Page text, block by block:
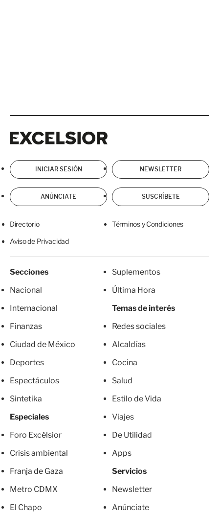
INICIAR SESIÓN NEWSLETTER
ANÚNCIATE SUSCRÍBETE
Directorio Términos y Condiciones
Aviso de Privacidad
Secciones
Nacional
Internacional
Finanzas
Ciudad de México
Deportes
Espectáculos
Sintetika
Especiales
Foro Excélsior
Crisis ambiental
Franja de Gaza
Metro CDMX
El Chapo
Suplementos
Última Hora
Temas de interés
Redes sociales
Alcaldías
Cocina
Salud
Estilo de Vida
Viajes
De Utilidad
Apps
Servicios
Newsletter
Anúnciate